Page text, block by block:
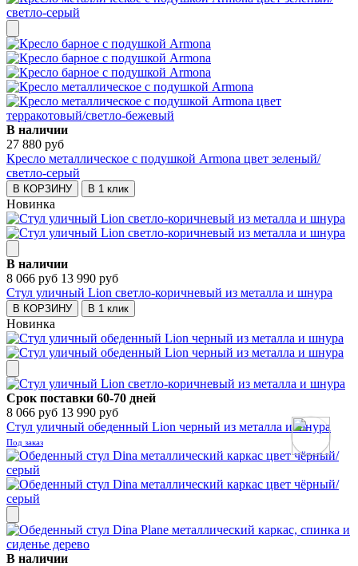
В наличии
27 880 руб
Кресло металлическое с подушкой Armona цвет зеленый/
светло-серый
В КОРЗИНУ В 1 клик
Новинка
В наличии
8 066 руб 13 990 руб
Стул уличный Lion светло-коричневый из металла и шнура
В КОРЗИНУ В 1 клик
Новинка
Срок поставки 60-70 дней
8 066 руб 13 990 руб
Стул уличный обеденный Lion черный из металла и шнура
Под заказ
В наличии